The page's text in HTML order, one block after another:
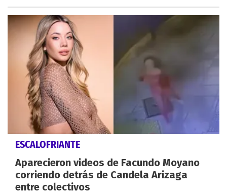
ESCALOFRIANTE
Aparecieron videos de Facundo Moyano
corriendo detrás de Candela Arizaga
entre colectivos